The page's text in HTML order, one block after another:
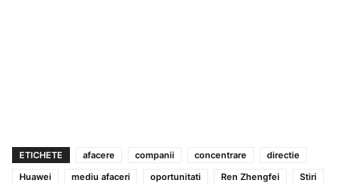
ETICHETE afacere companii concentrare
directie
Huawei
mediu afaceri oportunitati Ren Zhengfei Stiri